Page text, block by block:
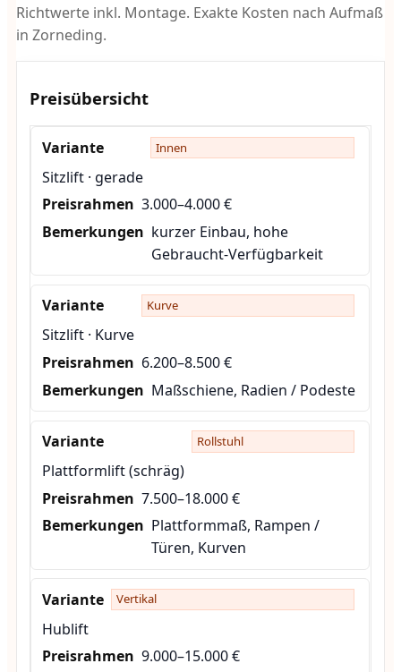
Richtwerte inkl. Montage. Exakte Kosten nach Aufmaß
in Zorneding.
Preisübersicht
Innen
Sitzlift · gerade
3.000–4.000 €
kurzer Einbau, hohe
Gebraucht-Verfügbarkeit
Kurve
Sitzlift · Kurve
6.200–8.500 €
Maßschiene, Radien / Podeste
Rollstuhl
Plattformlift (schräg)
7.500–18.000 €
Plattformmaß, Rampen /
Türen, Kurven
Vertikal
Hublift
9.000–15.000 €